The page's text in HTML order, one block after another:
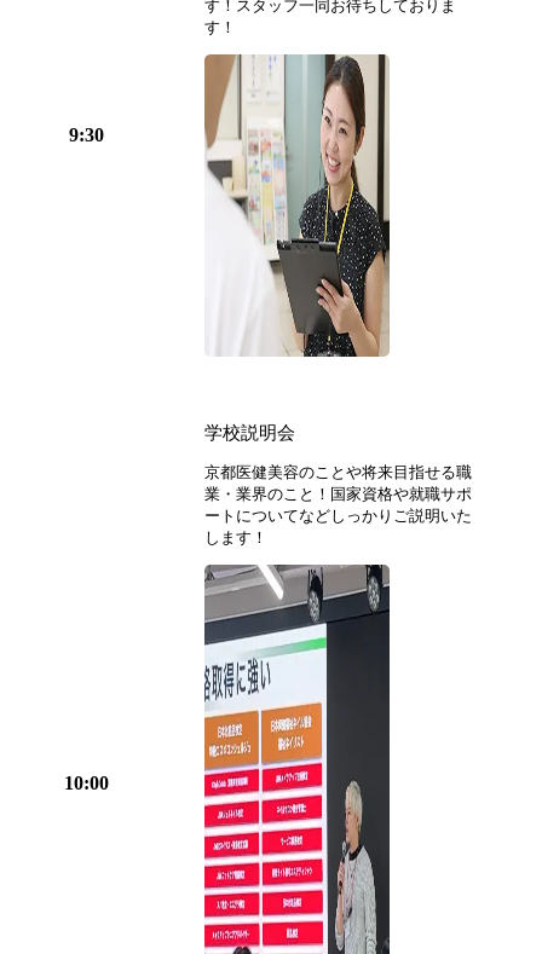
9:30
す！スタッフ一同お待ちしておりま
す！
10:00
学校説明会
京都医健美容のことや将来目指せる職
業・業界のこと！国家資格や就職サポ
ートについてなどしっかりご説明いた
します！